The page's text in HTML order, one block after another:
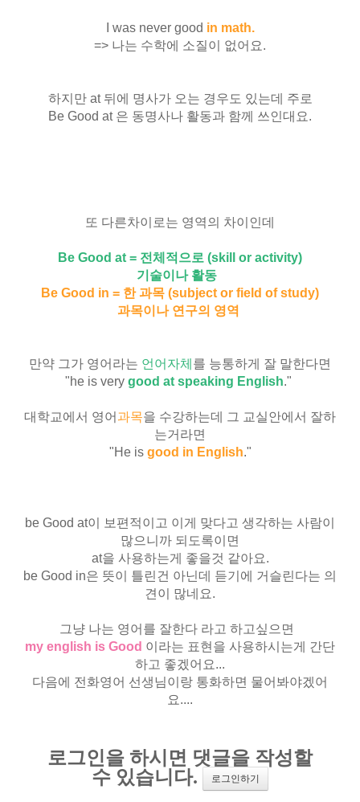
I was never good in math.
=> 나는 수학에 소질이 없어요.
하지만 at 뒤에 명사가 오는 경우도 있는데 주로
Be Good at 은 동명사나 활동과 함께 쓰인대요.
또 다른차이로는 영역의 차이인데
Be Good at = 전체적으로 (skill or activity)
기술이나 활동
Be Good in = 한 과목 (subject or field of study)
과목이나 연구의 영역
만약 그가 영어라는 언어자체 를 능통하게 잘 말한다면
"he is very good at speaking English."
대학교에서 영어 과목을 수강하는데 그 교실안에서 잘하
는거라면
"He isgood in English."
be Good at이 보편적이고 이게 맞다고 생각하는 사람이
많으니까 되도록이면
at을 사용하는게 좋을것 같아요.
be Good in은 뜻이 틀린건 아닌데 듣기에 거슬린다는 의
견이 많네요.
그냥 나는 영어를 잘한다 라고 하고싶으면
my english is Good 이라는 표현을 사용하시는게 간단
하고 좋겠어요...
다음에 전화영어 선생님이랑 통화하면 물어봐야겠어
요....